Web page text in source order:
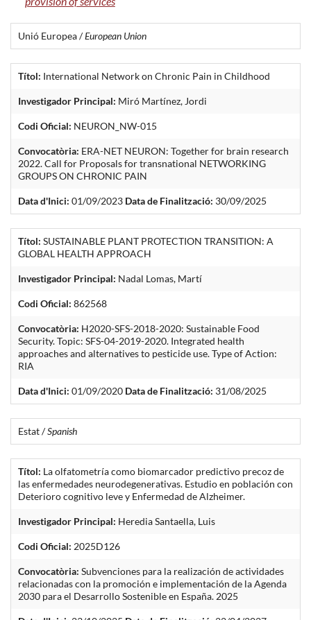
Unió Europea /European Union
Títol: International Network on Chronic Pain in Childhood
Investigador Principal: Miró Martínez, Jordi
Codi Oficial: NEURON_NW-015
Convocatòria: ERA-NET NEURON: Together for brain research
2022. Call for Proposals for transnational NETWORKING
GROUPS ON CHRONIC PAIN
Data d'Inici: 01/09/2023 Data de Finalització: 30/09/2025
Títol: SUSTAINABLE PLANT PROTECTION TRANSITION: A
GLOBAL HEALTH APPROACH
Investigador Principal: Nadal Lomas, Martí
Codi Oficial: 862568
Convocatòria: H2020-SFS-2018-2020: Sustainable Food
Security. Topic: SFS-04-2019-2020. Integrated health
approaches and alternatives to pesticide use. Type of Action:
RIA
Data d'Inici: 01/09/2020 Data de Finalització: 31/08/2025
Estat /Spanish
Títol: La olfatometría como biomarcador predictivo precoz de
las enfermedades neurodegenerativas. Estudio en población con
Deterioro cognitivo leve y Enfermedad de Alzheimer.
Investigador Principal: Heredia Santaella, Luis
Codi Oficial: 2025D126
Convocatòria: Subvenciones para la realización de actividades
relacionadas con la promoción e implementación de la Agenda
2030 para el Desarrollo Sostenible en España. 2025